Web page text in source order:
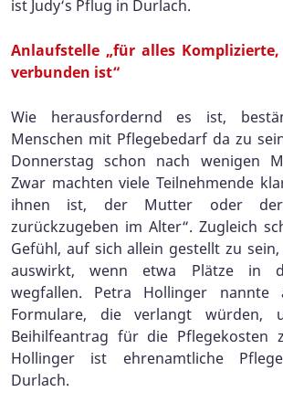
ist Judy‘s Pflug in Durlach.
Anlaufstelle „für alles
verbunden ist“
Wie herausfordernd es ist,
Menschen mit Pflegebedarf da zu
Donnerstag schon nach wenigen
Zwar machten viele Teilnehmende
ihnen ist, der Mutter oder der
zurückzugeben im Alter“. Zugleich
Gefühl, auf sich allein gestellt zu
auswirkt, wenn etwa Plätze in
wegfallen. Petra Hollinger nannte
Formulare, die verlangt würden,
Beihilfeantrag für die Pflegekosten
Hollinger ist ehrenamtliche
Durlach.